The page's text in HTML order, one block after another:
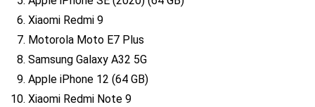
Xiaomi Redmi 9
Motorola Moto E7 Plus
Samsung Galaxy A32 5G
Apple iPhone 12 (64 GB)
Xiaomi Redmi Note 9